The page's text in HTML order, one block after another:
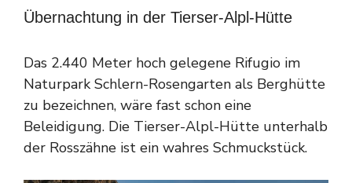
Übernachtung in der Tierser-Alpl-Hütte
Das 2.440 Meter hoch gelegene Rifugio im
Naturpark Schlern-Rosengarten als Berghütte
zu bezeichnen, wäre fast schon eine
Beleidigung. Die Tierser-Alpl-Hütte unterhalb
der Rosszähne ist ein wahres Schmuckstück.